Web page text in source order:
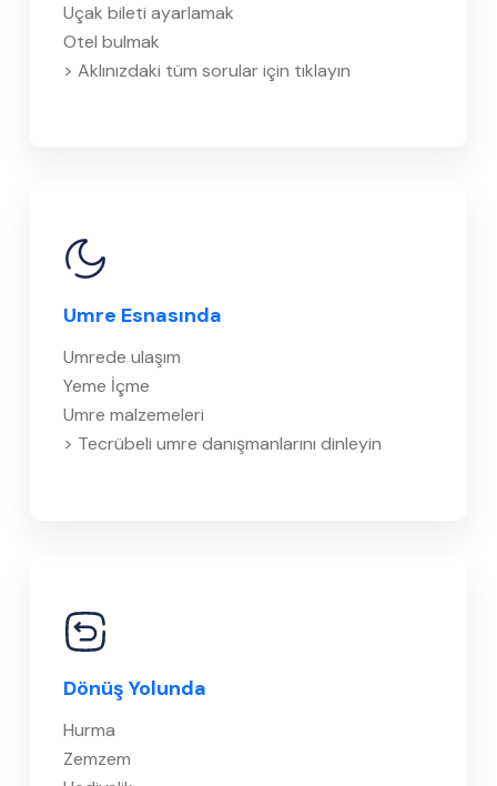
Uçak bileti ayarlamak
Otel bulmak
> Aklınızdaki tüm sorular için tıklayın
Umre Esnasında
Umrede ulaşım
Yeme İçme
Umre malzemeleri
> Tecrübeli umre danışmanlarını dinleyin
Dönüş Yolunda
Hurma
Zemzem